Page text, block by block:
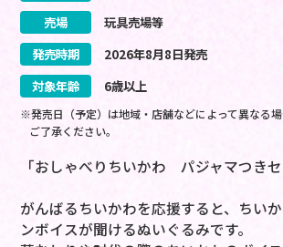
売場
玩具売場等
発売時期
2026年8月8日発売
対象年齢
6歳以上
※発売日（予定）は地域・店舗などによって異なる
ご了承ください。
「おしゃべりちいかわ パジャマつき
がんばるちいかわを応援すると、ちい
ンボイスが聞けるぬいぐるみです。